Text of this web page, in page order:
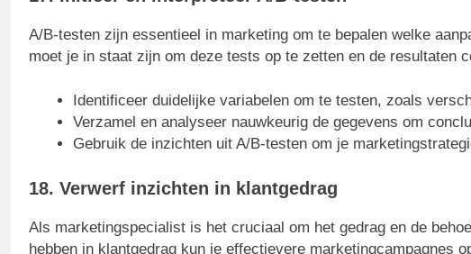
A/B-testen zijn essentieel in marketing om te bepalen welke
moet je in staat zijn om deze tests op te zetten en de resultaten
Identificeer duidelijke variabelen om te testen, zoals
Verzamel en analyseer nauwkeurig de gegevens om
Gebruik de inzichten uit A/B-testen om je
18. Verwerf inzichten in klantgedrag
Als marketingspecialist is het cruciaal om het gedrag en de
hebben in klantgedrag kun je effectievere marketingcampagnes